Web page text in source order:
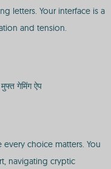
letters. Your interface is a
and tension.
गेमिंग ऐप
choice matters. You
navigating cryptic